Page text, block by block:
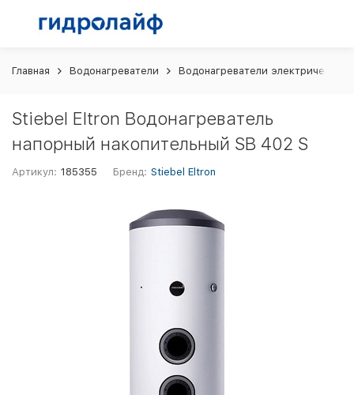
Главная Водонагреватели Водонагреватели электрические
Stiebel Eltron Водонагреватель
напорный накопительный SB 402 S
Артикул: 185355 Бренд: Stiebel Eltron